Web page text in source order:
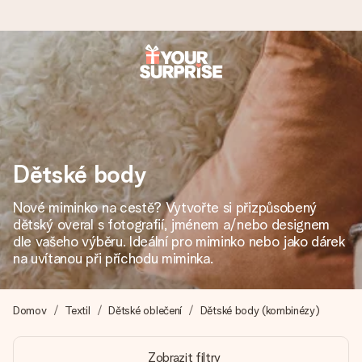
Objednejte dnes, odešleme do 1 prac. dne
Váš dárek vytvoříme s láskou a bleskově odešleme –
abyste ho mohli darovat právě v tu správnou chvíli, kdy na
tom nejvíc záleží.
4,8 (na základě +15 000 recenzí)
Naše dárky inspirují. Zákazníci nás na Google Reviews
hodnotí známkou 4,8.
Vytvořte něco jedinečného během několika kroků – s jejím
Dětské body
Nové miminko na cestě? Vytvořte si přizpůsobený
dětský overal s fotografií, jménem a/nebo designem
dle vašeho výběru. Ideální pro miminko nebo jako dárek
na uvítanou při příchodu miminka.
Domov Textil Dětské oblečení Dětské body (kombinézy)
Zobrazit filtry